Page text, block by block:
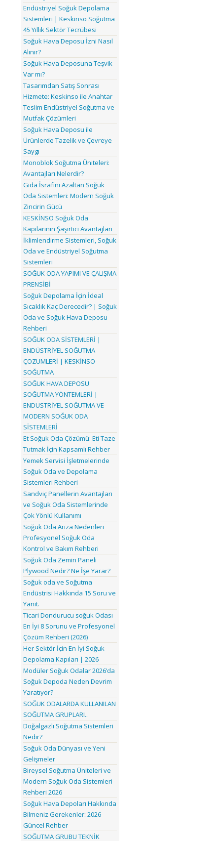
Endüstriyel Soğuk Depolama
Sistemleri | Keskinso Soğutma
45 Yıllık Sektör Tecrübesi
Soğuk Hava Deposu İzni Nasıl
Alınır?
Soğuk Hava Deposuna Teşvik
Var mı?
Tasarımdan Satış Sonrası
Hizmete: Keskinso ile Anahtar
Teslim Endüstriyel Soğutma ve
Mutfak Çözümleri
Soğuk Hava Deposu ile
Ürünlerde Tazelik ve Çevreye
Saygı
Monoblok Soğutma Üniteleri:
Avantajları Nelerdir?
Gıda İsrafını Azaltan Soğuk
Oda Sistemleri: Modern Soğuk
Zincirin Gücü
KESKİNSO Soğuk Oda
Kapılarının Şaşırtıcı Avantajları
İklimlendirme Sistemleri, Soğuk
Oda ve Endüstriyel Soğutma
Sistemleri
SOĞUK ODA YAPIMI VE ÇALIŞMA
PRENSİBİ
Soğuk Depolama İçin İdeal
Sıcaklık Kaç Derecedir? | Soğuk
Oda ve Soğuk Hava Deposu
Rehberi
SOĞUK ODA SİSTEMLERİ |
ENDÜSTRİYEL SOĞUTMA
ÇÖZÜMLERİ | KESKİNSO
SOĞUTMA
SOĞUK HAVA DEPOSU
SOĞUTMA YÖNTEMLERİ |
ENDÜSTRİYEL SOĞUTMA VE
MODERN SOĞUK ODA
SİSTEMLERİ
Et Soğuk Oda Çözümü: Eti Taze
Tutmak İçin Kapsamlı Rehber
Yemek Servisi İşletmelerinde
Soğuk Oda ve Depolama
Sistemleri Rehberi
Sandviç Panellerin Avantajları
ve Soğuk Oda Sistemlerinde
Çok Yönlü Kullanımı
Soğuk Oda Arıza Nedenleri
Profesyonel Soğuk Oda
Kontrol ve Bakım Rehberi
Soğuk Oda Zemin Paneli
Plywood Nedir? Ne İşe Yarar?
Soğuk oda ve Soğutma
Endüstrisi Hakkında 15 Soru ve
Yanıt.
Ticari Dondurucu soğuk Odası
En İyi 8 Sorunu ve Profesyonel
Çözüm Rehberi (2026)
Her Sektör İçin En İyi Soğuk
Depolama Kapıları | 2026
Modüler Soğuk Odalar 2026’da
Soğuk Depoda Neden Devrim
Yaratıyor?
SOĞUK ODALARDA KULLANILAN
SOĞUTMA GRUPLARI..
Doğalgazlı Soğutma Sistemleri
Nedir?
Soğuk Oda Dünyası ve Yeni
Gelişmeler
Bireysel Soğutma Üniteleri ve
Modern Soğuk Oda Sistemleri
Rehberi 2026
Soğuk Hava Depoları Hakkında
Bilmeniz Gerekenler: 2026
Güncel Rehber
SOĞUTMA GRUBU TEKNİK